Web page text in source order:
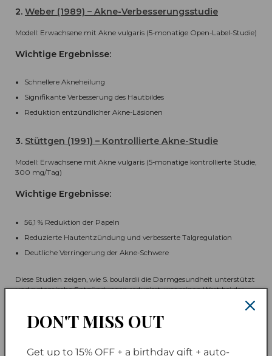
2. Weber (1989) – Akne-Verbesserungsstudie
Modell: Erwachsene mit Akne vulgaris (5-monatige Open-Label-Studie)
Wichtige Ergebnisse:
Schnellere Akneheilung
Signifikante Verbesserung des Hautbildes
Reduktion entzündlicher Akne-Läsionen
3. Stüttgen (1991) – Kontrollierte Akne-Studie
Modell: Erwachsene mit Akne vulgaris (5-monatige kontrollierte Studie,
300 mg/Tag)
Wichtige Ergebnisse:
56,1 % Reduktion der Papeln
Reduzierte Hautentzündung und verbesserte Talgregulation
Deutliche Verringerung der Akne-Schwere
Diese Studien zeigen, wie S. boulardii die Darmgesundheit unterstützt
und systemische Entzündungen reduziert, was seinen Wert bei der
Behandlung von Akne und der Förderung klarer Haut unterstreicht.
Stamm-Spotlight: Cerebiome® und die
DON'T MISS OUT
Get up to 15% OFF + a birthday gift + auto-